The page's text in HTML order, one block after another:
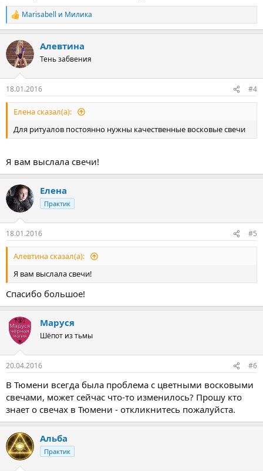
Р
е
к
ц
и
Marisabell и Милика
Алевтина
Тень забвения
18.01.2016 #4
Елена сказал(а):
Для ритуалов постоянно нужны качественные восковые свечи
Я вам выслала свечи!
Елена
Практик
18.01.2016 #5
Алевтина сказал(а):
Я вам выслала свечи!
Спасибо большое!
Маруся
Шёпот из тьмы
20.04.2016 #6
В Тюмени всегда была проблема с цветными восковыми
свечами, может сейчас что-то изменилось? Прошу кто
знает о свечах в Тюмени - откликнитесь пожалуйста.
Альба
Практик